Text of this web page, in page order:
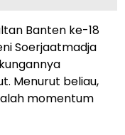
Banten ke-18
Soerjaatmadja
Menurut beliau,
momentum